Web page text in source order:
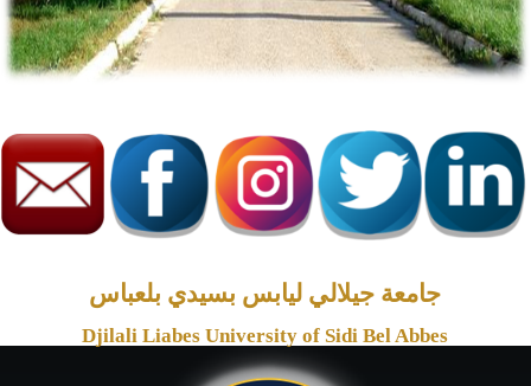
جامعة جيلالي ليابس بسيدي بلعباس
Djilali Liabes University of Sidi Bel Abbes